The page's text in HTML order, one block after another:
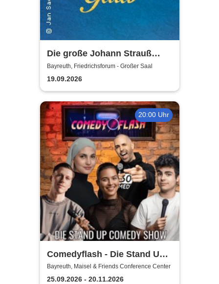
Die große Johann Strauß
Gala - unsterbliche Arien &
Duette der Strauß Familie
Bayreuth, Friedrichsforum - Großer Saal
19.09.2026
20:00 Uhr
Comedyflash - Die Stand Up
Comedy Show
Bayreuth, Maisel & Friends Conference Center
25.09.2026 - 20.11.2026